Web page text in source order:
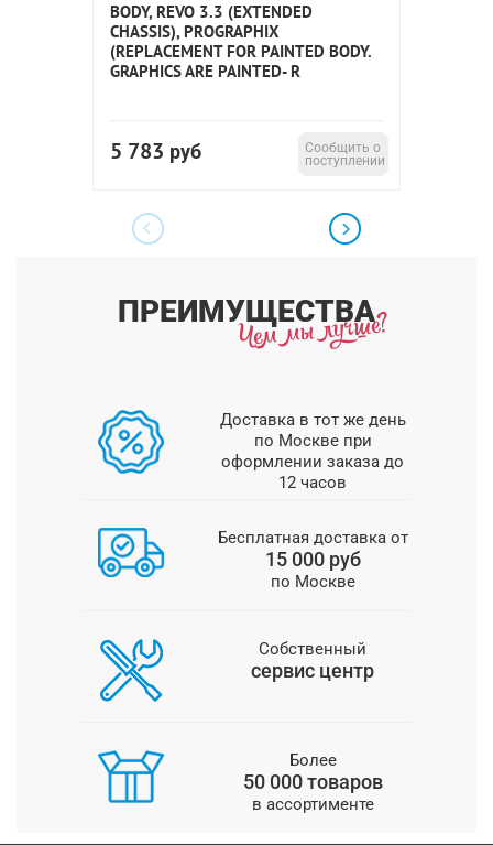
BODY, REVO 3.3 (EXTENDED
CHASSIS), PROGRAPHIX
(REPLACEMENT FOR PAINTED BODY.
GRAPHICS ARE PAINTED- R
5 783 руб
Сообщить о
поступлении
ПРЕИМУЩЕСТВА
Доставка в тот же день
по Москве при
оформлении заказа до
12 часов
Бесплатная доставка от
15 000 руб
по Москве
Собственный
сервис центр
Более
50 000 товаров
в ассортименте